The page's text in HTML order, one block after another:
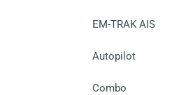
EM-TRAK AIS
Autopilot
Combo